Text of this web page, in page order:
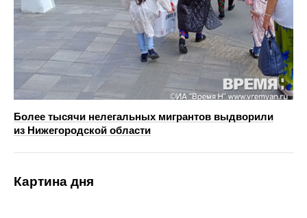
Более тысячи нелегальных мигрантов выдворили
из Нижегородской области
Картина дня